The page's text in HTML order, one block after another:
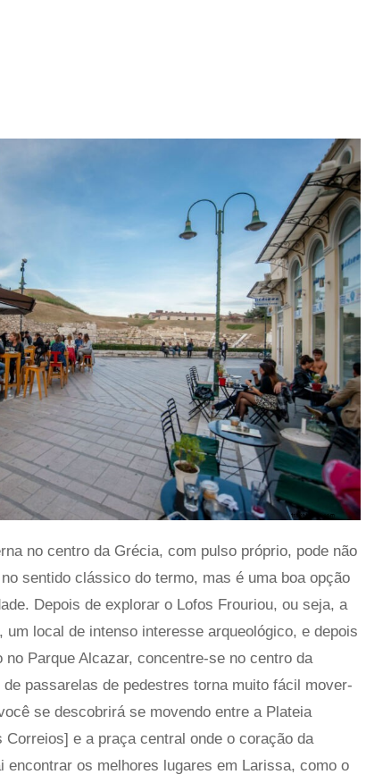
no centro da Grécia, com pulso próprio, pode não
sentido clássico do termo, mas é uma boa opção
Depois de explorar o Lofos Frouriou, ou seja, a
um local de intenso interesse arqueológico, e depois
Parque Alcazar, concentre-se no centro da
passarelas de pedestres torna muito fácil mover-
se descobrirá se movendo entre a Plateia
Correios] e a praça central onde o coração da
encontrar os melhores lugares em Larissa, como o